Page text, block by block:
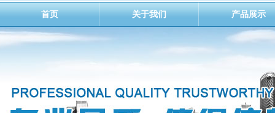
首页 关于我们 产品展示